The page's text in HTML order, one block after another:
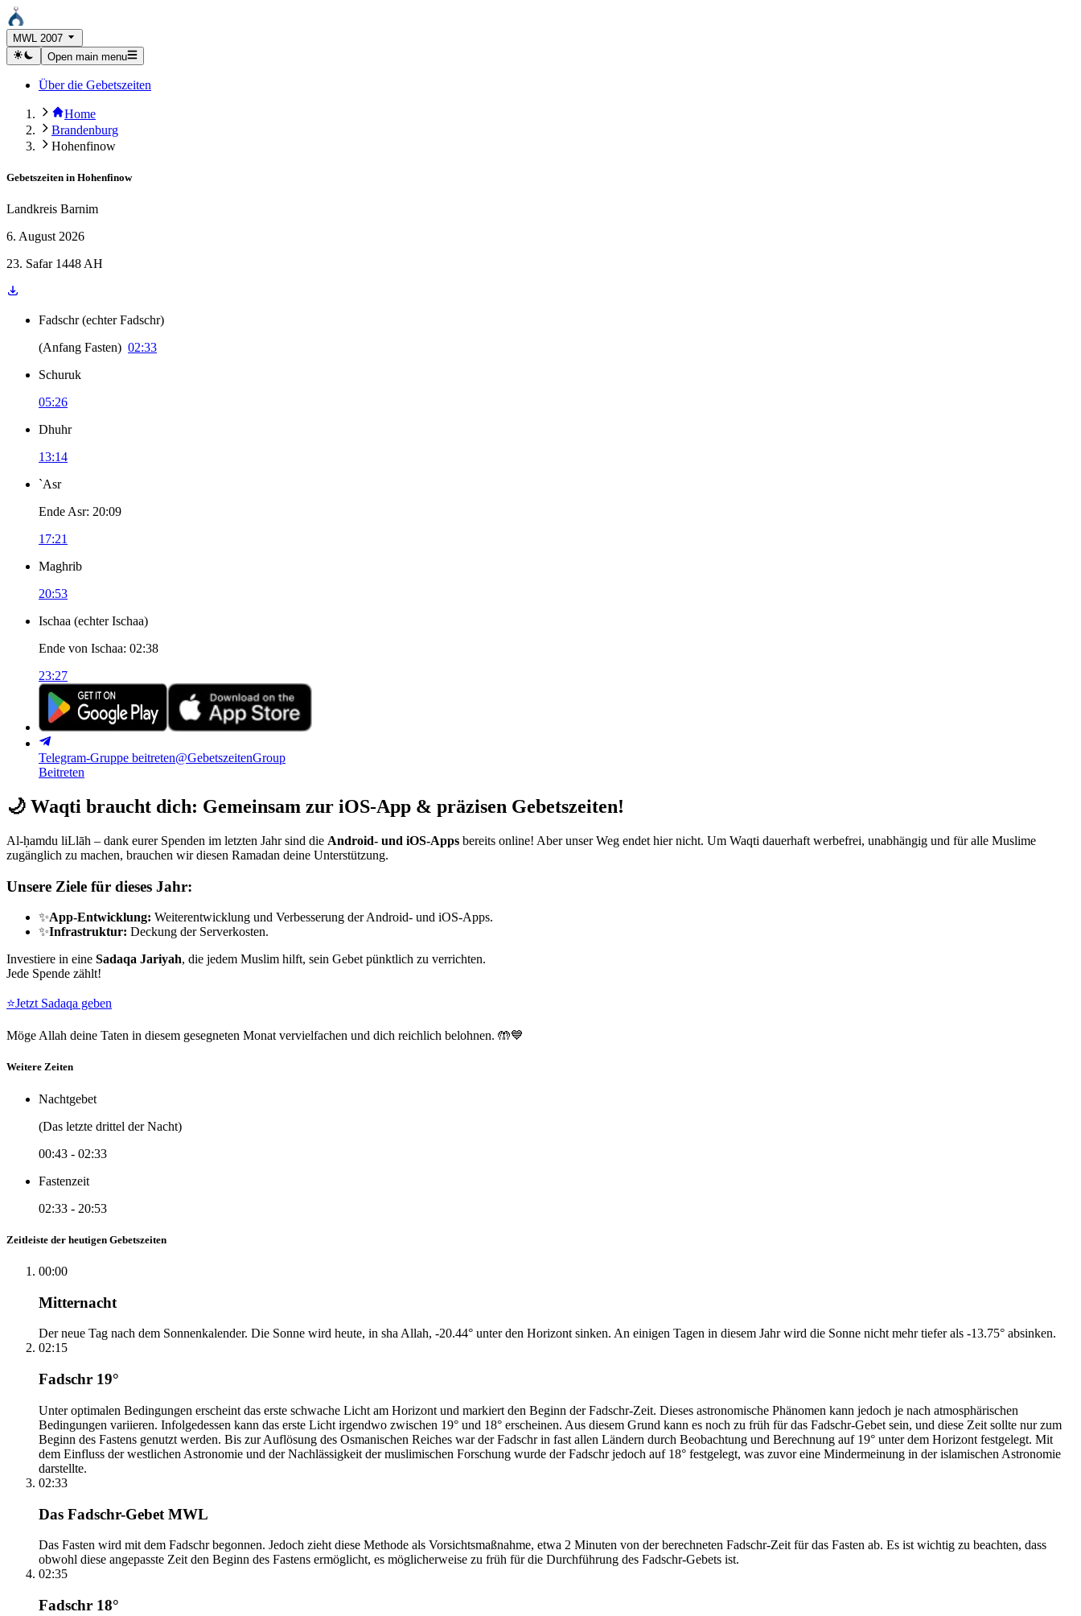
MWL 2007
Open main menu
Über die Gebetszeiten
Home
Brandenburg
Hohenfinow
Gebetszeiten in Hohenfinow
Landkreis Barnim
6. August 2026
23. Safar 1448 AH
Fadschr (echter Fadschr)
(Anfang Fasten) 02:33
Schuruk
05:26
Dhuhr
13:14
`Asr
Ende Asr: 20:09
17:21
Maghrib
20:53
Ischaa (echter Ischaa)
Ende von Ischaa: 02:38
23:27
Telegram-Gruppe beitreten@GebetszeitenGroup
Beitreten
🌙 Waqti braucht dich: Gemeinsam zur iOS-App & präzisen Gebetszeiten!
Al-ḥamdu liLlāh – dank eurer Spenden im letzten Jahr sind die Android- und iOS-Apps bereits online! Aber unser Weg endet hier nicht. Um Waqti dauerhaft werbefrei, unabhängig und für alle Muslime
zugänglich zu machen, brauchen wir diesen Ramadan deine Unterstützung.
Unsere Ziele für dieses Jahr:
✨App-Entwicklung: Weiterentwicklung und Verbesserung der Android- und iOS-Apps.
✨Infrastruktur: Deckung der Serverkosten.
Investiere in eine Sadaqa Jariyah, die jedem Muslim hilft, sein Gebet pünktlich zu verrichten.
Jede Spende zählt!
⭐Jetzt Sadaqa geben
Möge Allah deine Taten in diesem gesegneten Monat vervielfachen und dich reichlich belohnen. 🤲💙
Weitere Zeiten
Nachtgebet
(Das letzte drittel der Nacht)
00:43 - 02:33
Fastenzeit
02:33 - 20:53
Zeitleiste der heutigen Gebetszeiten
00:00
Mitternacht
Der neue Tag nach dem Sonnenkalender. Die Sonne wird heute, in sha Allah, -20.44° unter den Horizont sinken. An einigen Tagen in diesem Jahr wird die Sonne nicht mehr tiefer als -13.75° absinken.
02:15
Fadschr 19°
Unter optimalen Bedingungen erscheint das erste schwache Licht am Horizont und markiert den Beginn der Fadschr-Zeit. Dieses astronomische Phänomen kann jedoch je nach atmosphärischen
Bedingungen variieren. Infolgedessen kann das erste Licht irgendwo zwischen 19° und 18° erscheinen. Aus diesem Grund kann es noch zu früh für das Fadschr-Gebet sein, und diese Zeit sollte nur zum
Beginn des Fastens genutzt werden. Bis zur Auflösung des Osmanischen Reiches war der Fadschr in fast allen Ländern durch Beobachtung und Berechnung auf 19° unter dem Horizont festgelegt. Mit
dem Einfluss der westlichen Astronomie und der Nachlässigkeit der muslimischen Forschung wurde der Fadschr jedoch auf 18° festgelegt, was zuvor eine Mindermeinung in der islamischen Astronomie
darstellte.
02:33
Das Fadschr-Gebet MWL
Das Fasten wird mit dem Fadschr begonnen. Jedoch zieht diese Methode als Vorsichtsmaßnahme, etwa 2 Minuten von der berechneten Fadschr-Zeit für das Fasten ab. Es ist wichtig zu beachten, dass
obwohl diese angepasste Zeit den Beginn des Fastens ermöglicht, es möglicherweise zu früh für die Durchführung des Fadschr-Gebets ist.
02:35
Fadschr 18°